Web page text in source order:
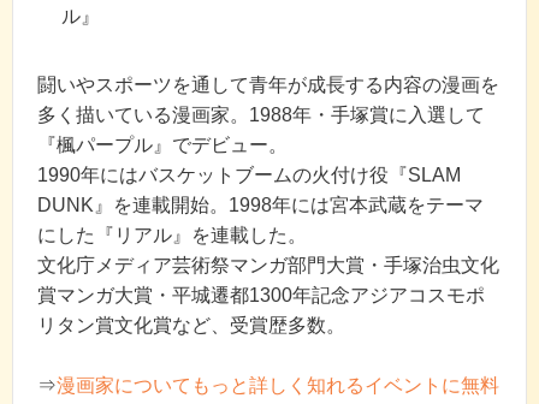
ル』
闘いやスポーツを通して青年が成長する内容の漫画を
多く描いている漫画家。1988年・手塚賞に入選して
『楓パープル』でデビュー。
1990年にはバスケットブームの火付け役『SLAM
DUNK』を連載開始。1998年には宮本武蔵をテーマ
にした『リアル』を連載した。
文化庁メディア芸術祭マンガ部門大賞・手塚治虫文化
賞マンガ大賞・平城遷都1300年記念アジアコスモポ
リタン賞文化賞など、受賞歴多数。
⇒漫画家についてもっと詳しく知れるイベントに無料